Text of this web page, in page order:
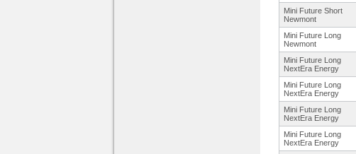
Mini Future Short
Newmont
Mini Future Long
Newmont
Mini Future Long
NextEra Energy
Mini Future Long
NextEra Energy
Mini Future Long
NextEra Energy
Mini Future Long
NextEra Energy